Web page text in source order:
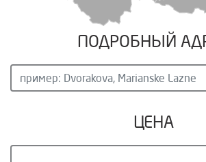
ПОДРОБНЫЙ
ЦЕНА